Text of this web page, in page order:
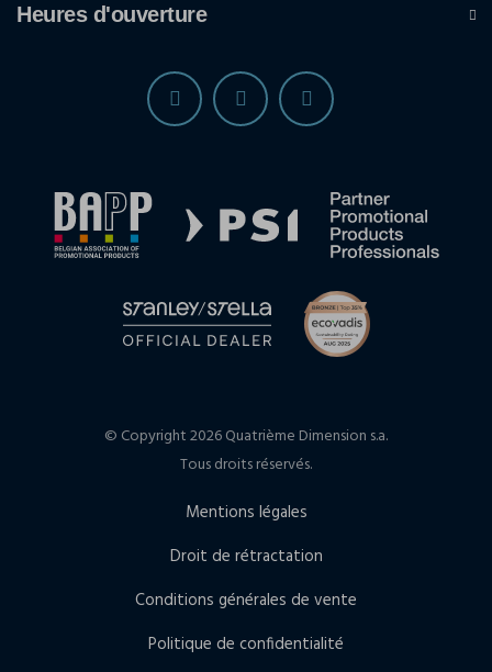
Heures d'ouverture
© Copyright 2026 Quatrième Dimension s.a.
Tous droits réservés.
Mentions légales
Droit de rétractation
Conditions générales de vente
Politique de confidentialité